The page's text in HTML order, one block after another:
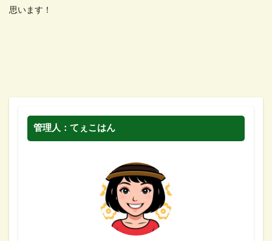
思います！
管理人：てぇこはん